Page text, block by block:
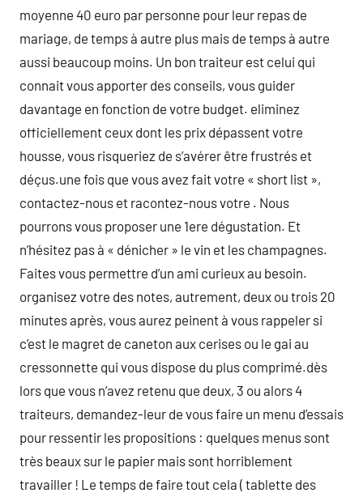
moyenne 40 euro par personne pour leur repas de
mariage, de temps à autre plus mais de temps à autre
aussi beaucoup moins. Un bon traiteur est celui qui
connait vous apporter des conseils, vous guider
davantage en fonction de votre budget. eliminez
officiellement ceux dont les prix dépassent votre
housse, vous risqueriez de s’avérer être frustrés et
déçus.une fois que vous avez fait votre « short list »,
contactez-nous et racontez-nous votre . Nous
pourrons vous proposer une 1ere dégustation. Et
n’hésitez pas à « dénicher » le vin et les champagnes.
Faites vous permettre d’un ami curieux au besoin.
organisez votre des notes, autrement, deux ou trois 20
minutes après, vous aurez peinent à vous rappeler si
c’est le magret de caneton aux cerises ou le gai au
cressonnette qui vous dispose du plus comprimé.dès
lors que vous n’avez retenu que deux, 3 ou alors 4
traiteurs, demandez-leur de vous faire un menu d’essais
pour ressentir les propositions : quelques menus sont
très beaux sur le papier mais sont horriblement
travailler ! Le temps de faire tout cela ( tablette des